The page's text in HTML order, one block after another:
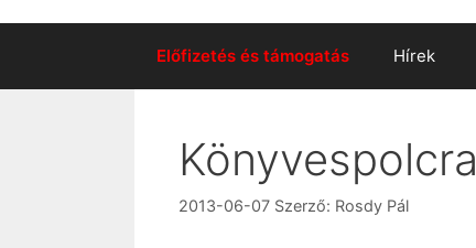
Előfizetés és támogatás Hírek
Könyvespolcra
2013-06-07 Szerző: Rosdy Pál